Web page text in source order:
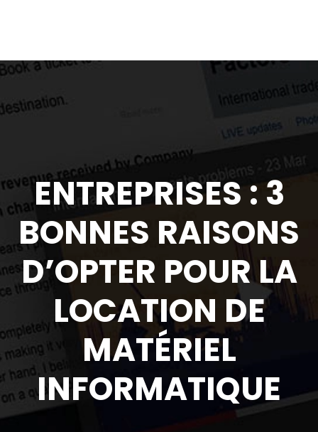
ENTREPRISES : 3
BONNES RAISONS
D’OPTER POUR LA
LOCATION DE
MATÉRIEL
INFORMATIQUE